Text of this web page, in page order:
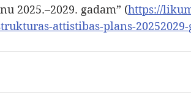
2025.–2029. gadam” (https://
attistibas-plans-20252029-